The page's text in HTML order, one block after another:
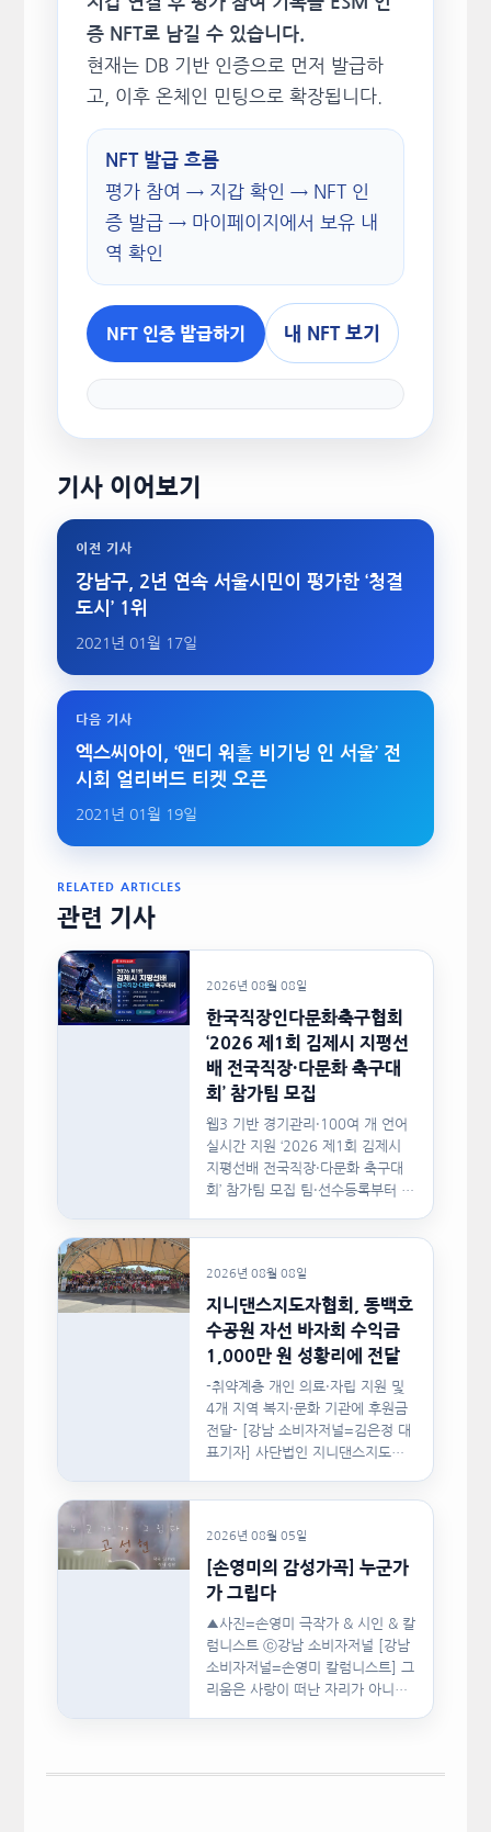
증 NFT로 남길 수 있습니다.
현재는 DB 기반 인증으로 먼저 발급하
고, 이후 온체인 민팅으로 확장됩니다.
NFT 발급 흐름
평가 참여 → 지갑 확인 → NFT 인
증 발급 → 마이페이지에서 보유 내
역 확인
NFT 인증 발급하기 내 NFT 보기
기사 이어보기
이전 기사
강남구, 2년 연속 서울시민이 평가한 ‘청결
도시’ 1위
2021년 01월 17일
다음 기사
엑스씨아이, ‘앤디 워홀 비기닝 인 서울’ 전
시회 얼리버드 티켓 오픈
2021년 01월 19일
RELATED ARTICLES
관련 기사
2026년 08월 08일
한국직장인다문화축구협회
‘2026 제1회 김제시 지평선
배 전국직장·다문화 축구대
회’ 참가팀 모집
웹3 기반 경기관리·100여 개 언어
실시간 지원 ‘2026 제1회 김제시
지평선배 전국직장·다문화 축구대
회’ 참가팀 모집 팀·선수등록부터 경
2026년 08월 08일
지니댄스지도자협회, 동백호
수공원 자선 바자회 수익금
1,000만 원 성황리에 전달
-취약계층 개인 의료·자립 지원 및
4개 지역 복지·문화 기관에 후원금
전달- [강남 소비자저널=김은정 대
표기자] 사단법인 지니댄스지도자
지난…
2026년 08월 05일
[손영미의 감성가곡] 누군가
가 그립다
▲사진=손영미 극작가 & 시인 & 칼
럼니스트 ⓒ강남 소비자저널 [강남
소비자저널=손영미 칼럼니스트] 그
리움은 사랑이 떠난 자리가 아니라,